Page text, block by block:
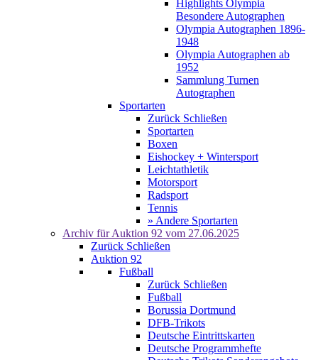
Highlights Olympia
Besondere Autographen
Olympia Autographen 1896-
1948
Olympia Autographen ab
1952
Sammlung Turnen
Autographen
Sportarten
Zurück Schließen
Sportarten
Boxen
Eishockey + Wintersport
Leichtathletik
Motorsport
Radsport
Tennis
» Andere Sportarten
Archiv für Auktion 92 vom 27.06.2025
Zurück Schließen
Auktion 92
Fußball
Zurück Schließen
Fußball
Borussia Dortmund
DFB-Trikots
Deutsche Eintrittskarten
Deutsche Programmhefte